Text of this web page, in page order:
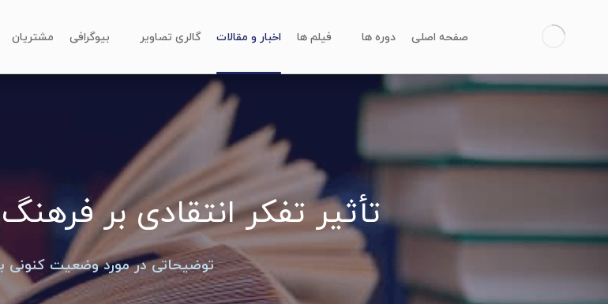
صفحه اصلی دوره ها فیلم ها اخبار و مقالات گالری تصاویر بیوگرافی مشتریان
تأثیر تفکر انتقادی بر
توضیحاتی در مورد وضعیت کنونی